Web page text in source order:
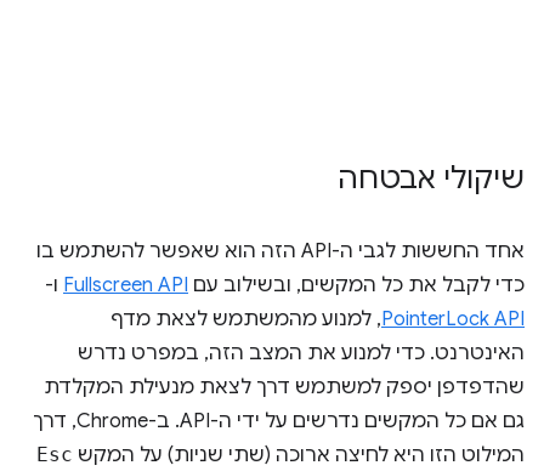
שיקולי אבטחה
אחד החששות לגבי ה-API הזה הוא שאפשר להשתמש בו
כדי לקבל את כל המקשים, ובשילוב עם Fullscreen API ו-
PointerLock API, למנוע מהמשתמש לצאת מדף
האינטרנט. כדי למנוע את המצב הזה, במפרט נדרש
שהדפדפן יספק למשתמש דרך לצאת מנעילת המקלדת
גם אם כל המקשים נדרשים על ידי ה-API. ב-Chrome, דרך
המילוט הזו היא לחיצה ארוכה (שתי שניות) על המקש Esc